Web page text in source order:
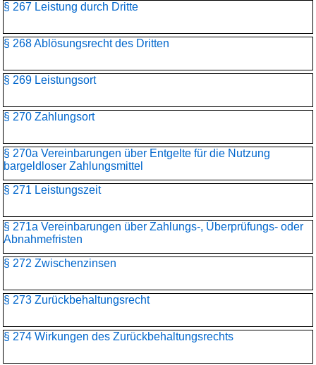
§ 267 Leistung durch Dritte
§ 268 Ablösungsrecht des Dritten
§ 269 Leistungsort
§ 270 Zahlungsort
§ 270a Vereinbarungen über Entgelte für die Nutzung
bargeldloser Zahlungsmittel
§ 271 Leistungszeit
§ 271a Vereinbarungen über Zahlungs-, Überprüfungs- oder
Abnahmefristen
§ 272 Zwischenzinsen
§ 273 Zurückbehaltungsrecht
§ 274 Wirkungen des Zurückbehaltungsrechts